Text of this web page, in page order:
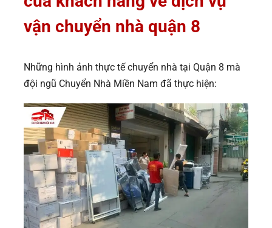
vận chuyển nhà quận 8
Những hình ảnh thực tế chuyển nhà tại Quận 8 mà
đội ngũ Chuyển Nhà Miền Nam đã thực hiện: